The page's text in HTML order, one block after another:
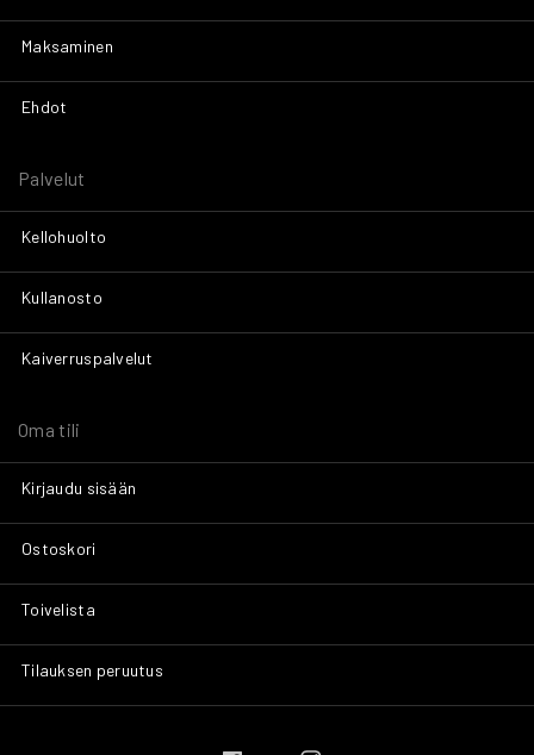
Maksaminen
Ehdot
Palvelut
Kellohuolto
Kullanosto
Kaiverruspalvelut
Oma tili
Kirjaudu sisään
Ostoskori
Toivelista
Tilauksen peruutus